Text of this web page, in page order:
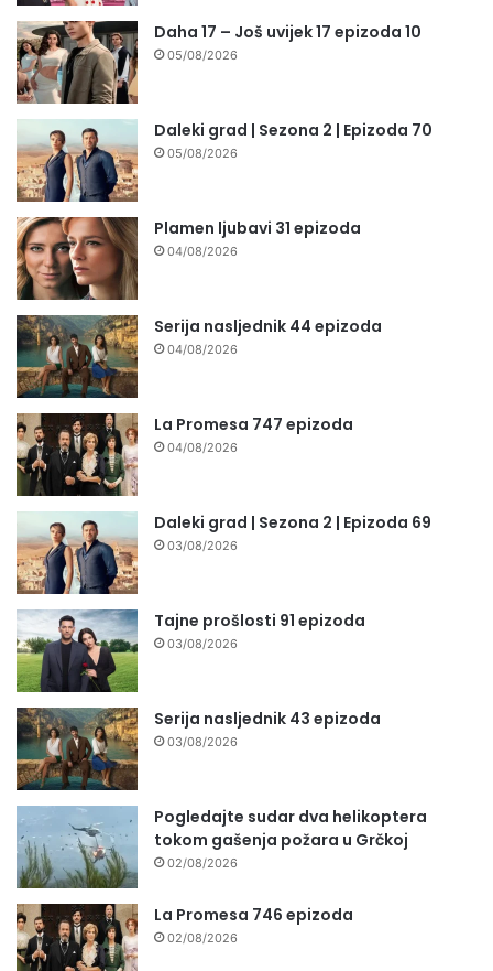
Daha 17 – Još uvijek 17 epizoda 10
05/08/2026
Daleki grad | Sezona 2 | Epizoda 70
05/08/2026
Plamen ljubavi 31 epizoda
04/08/2026
Serija nasljednik 44 epizoda
04/08/2026
La Promesa 747 epizoda
04/08/2026
Daleki grad | Sezona 2 | Epizoda 69
03/08/2026
Tajne prošlosti 91 epizoda
03/08/2026
Serija nasljednik 43 epizoda
03/08/2026
Pogledajte sudar dva helikoptera
tokom gašenja požara u Grčkoj
02/08/2026
La Promesa 746 epizoda
02/08/2026